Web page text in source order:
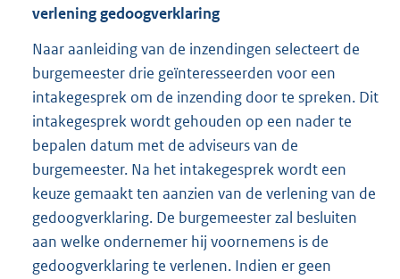
verlening gedoogverklaring
Naar aanleiding van de inzendingen selecteert de
burgemeester drie geïnteresseerden voor een
intakegesprek om de inzending door te spreken. Dit
intakegesprek wordt gehouden op een nader te
bepalen datum met de adviseurs van de
burgemeester. Na het intakegesprek wordt een
keuze gemaakt ten aanzien van de verlening van de
gedoogverklaring. De burgemeester zal besluiten
aan welke ondernemer hij voornemens is de
gedoogverklaring te verlenen. Indien er geen